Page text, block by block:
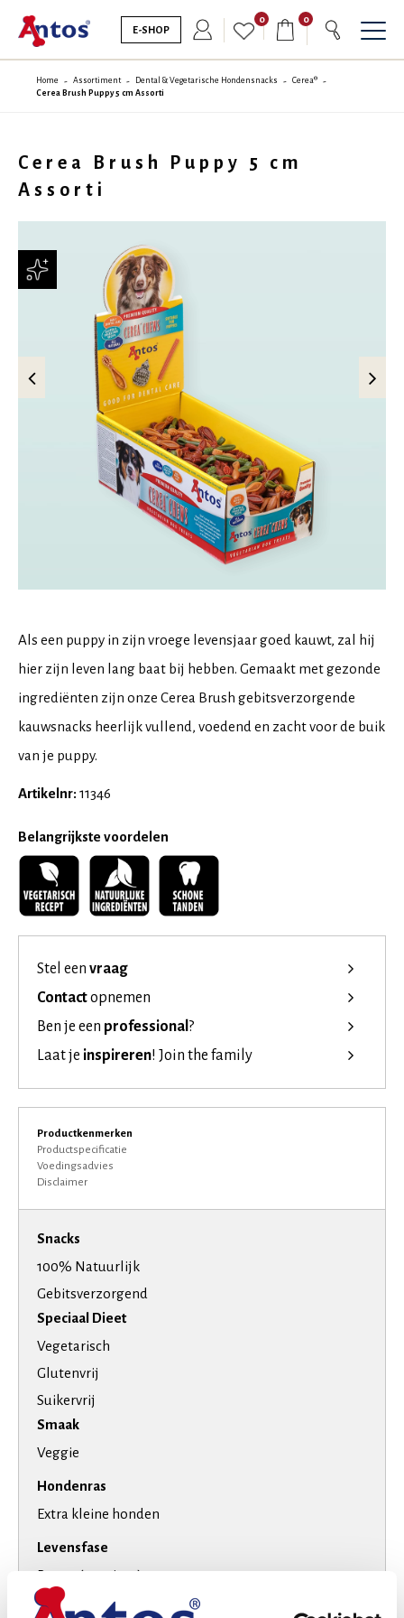
E-SHOP
0 0
Home Assortiment Dental & Vegetarische Hondensnacks
Cerea®
Cerea Brush Puppy 5 cm Assorti
Cerea Brush Puppy 5 cm
Assorti
Als een puppy in zijn vroege levensjaar goed kauwt, zal hij
hier zijn leven lang baat bij hebben. Gemaakt met gezonde
ingrediënten zijn onze Cerea Brush gebitsverzorgende
kauwsnacks heerlijk vullend, voedend en zacht voor de buik
van je puppy.
Artikelnr: 11346
Belangrijkste voordelen
Stel een vraag
Contactopnemen
Ben je een professional ?
Laat je inspireren! Join the family
Productkenmerken
Productspecificatie
Voedingsadvies
Disclaimer
Snacks
100% Natuurlijk
Gebitsverzorgend
Speciaal Dieet
Vegetarisch
Glutenvrij
Suikervrij
Smaak
Veggie
Hondenras
Extra kleine honden
Levensfase
Puppy (tot 1 jaar)
Volwassen (2-7 jaar)